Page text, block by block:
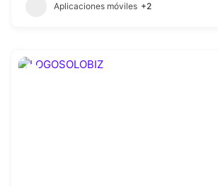
Aplicaciones móviles +2